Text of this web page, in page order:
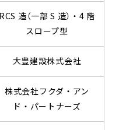
RCS 造（一部 S 造）・4 階
スロープ型
大豊建設株式会社
株式会社フクダ・アン
ド・パートナーズ